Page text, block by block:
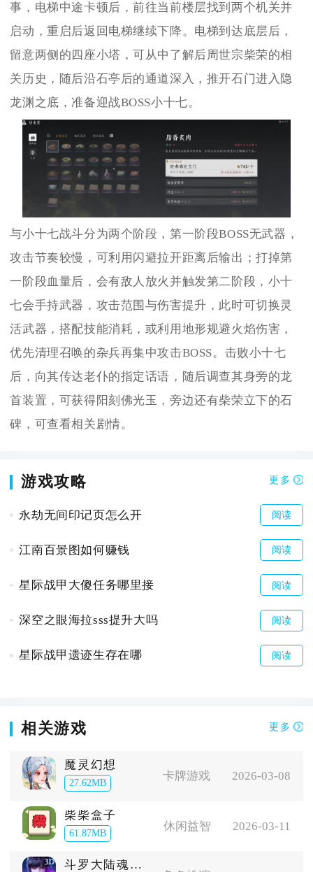
事，电梯中途卡顿后，前往当前楼层找到两个机关并
启动，重启后返回电梯继续下降。电梯到达底层后，
留意两侧的四座小塔，可从中了解后周世宗柴荣的相
关历史，随后沿石亭后的通道深入，推开石门进入隐
龙渊之底，准备迎战BOSS小十七。
与小十七战斗分为两个阶段，第一阶段BOSS无武器，
攻击节奏较慢，可利用闪避拉开距离后输出；打掉第
一阶段血量后，会有敌人放火并触发第二阶段，小十
七会手持武器，攻击范围与伤害提升，此时可切换灵
活武器，搭配技能消耗，或利用地形规避火焰伤害，
优先清理召唤的杂兵再集中攻击BOSS。击败小十七
后，向其传达老仆的指定话语，随后调查其身旁的龙
首装置，可获得阳刻佛光玉，旁边还有柴荣立下的石
碑，可查看相关剧情。
游戏攻略 更多
永劫无间印记页怎么开 阅读
江南百景图如何赚钱 阅读
星际战甲大傻任务哪里接 阅读
深空之眼海拉sss提升大吗 阅读
星际战甲遗迹生存在哪 阅读
相关游戏 更多
魔灵幻想
27.62MB
卡牌游戏 2026-03-08
柴柴盒子
61.87MB
休闲益智 2026-03-11
斗罗大陆魂师对决